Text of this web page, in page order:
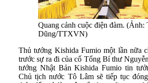
Quang cảnh cuộc điện đàm. (Ảnh:
Dũng/TTXVN)
Thủ tướng Kishida Fumio một lần nữa
trước sự ra đi của cố Tổng Bí thư
tướng Nhật Bản Kishida Fumio tin
Chủ tịch nước Tô Lâm sẽ tiếp tục